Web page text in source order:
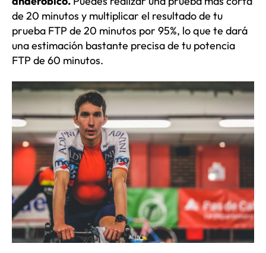
de 20 minutos y multiplicar el resultado de tu
prueba FTP de 20 minutos por 95%, lo que te dará
una estimación bastante precisa de tu potencia
FTP de 60 minutos.